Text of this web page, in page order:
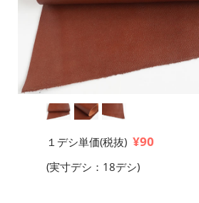
１デシ単価(税抜) ¥90
(実寸デシ：18デシ)